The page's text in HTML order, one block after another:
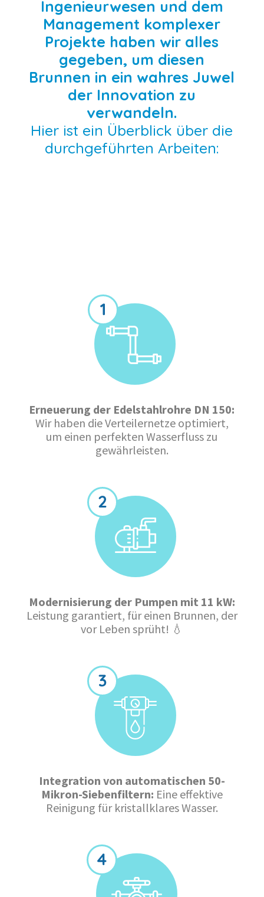
Ingenieurwesen und dem
Management komplexer
Projekte haben wir alles
gegeben, um diesen
Brunnen in ein wahres Juwel
der Innovation zu
verwandeln.
Hier ist ein Überblick über die
durchgeführten Arbeiten:
Erneuerung der Edelstahlrohre DN 150:
Wir haben die Verteilernetze optimiert,
um einen perfekten Wasserfluss zu
gewährleisten.
Modernisierung der Pumpen mit 11 kW:
Leistung garantiert, für einen Brunnen, der
vor Leben sprüht! 💧
Integration von automatischen 50-
Mikron-Siebenfiltern: Eine effektive
Reinigung für kristallklares Wasser.